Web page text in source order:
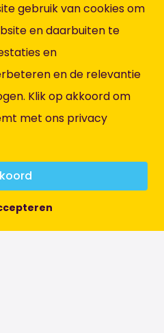
gebruik van cookies om
en daarbuiten te
en
en de relevantie
Klik op akkoord om
met ons privacy